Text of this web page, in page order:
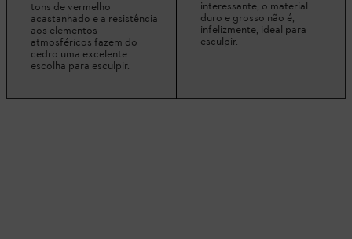
tons de vermelho
acastanhado e a resistência
aos elementos
atmosféricos fazem do
cedro uma excelente
escolha para esculpir.
interessante, o material
duro e grosso não é,
infelizmente, ideal para
esculpir.